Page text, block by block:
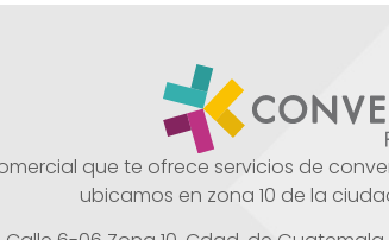
que te ofrece servicios de
ubicamos en zona 10 de la